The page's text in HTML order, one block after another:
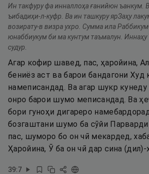
Ин такфуру фа инналлоҳа ғанийюн ъанкум.
ъибадиҳи-л-куфр. Ва ин ташкуру ярЗаҳу
возирату-в визра ухро. Сумма ила
юнаббиукум би ма кунтум таъмалун.
судур.
Агар кофир шавед, пас, ҳаройина,
бениёз аст ва барои бандагони Худ
намеписандад. Ва агар шукр
онро барои шумо меписандад. Ва
бори гуноҳи дигареро
бозгаштани шумо ба сӯйи
пас, шуморо бо он чӣ мекардед,
Ҳаройина, Ӯ ба он чӣ дар сина (дил)-
39:7